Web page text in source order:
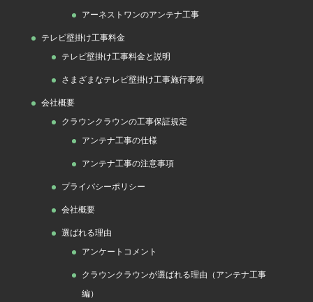
アーネストワンのアンテナ工事
テレビ壁掛け工事料金
テレビ壁掛け工事料金と説明
さまざまなテレビ壁掛け工事施行事例
会社概要
クラウンクラウンの工事保証規定
アンテナ工事の仕様
アンテナ工事の注意事項
プライバシーポリシー
会社概要
選ばれる理由
アンケートコメント
クラウンクラウンが選ばれる理由（アンテナ工事
編）